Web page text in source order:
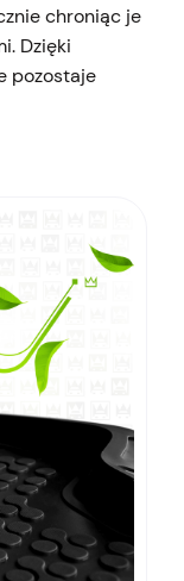
chroniąc je
Dzięki
pozostaje